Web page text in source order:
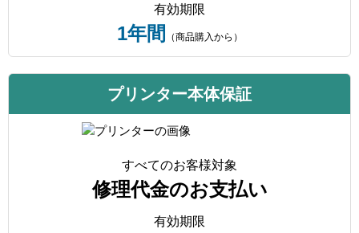
有効期限
1年間 （商品購入から）
プリンター本体保証
すべてのお客様対象
修理代金のお支払い
有効期限